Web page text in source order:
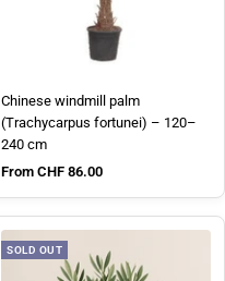
Chinese windmill palm
(Trachycarpus fortunei) – 120–
240 cm
Sale price
From CHF 86.00
SOLD OUT